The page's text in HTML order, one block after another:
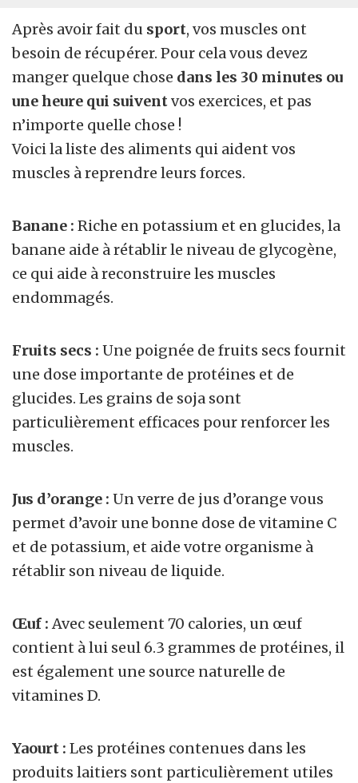
Après avoir fait du sport, vos muscles ont
besoin de récupérer. Pour cela vous devez
manger quelque chose dans les 30 minutes ou
une heure qui suiventvos exercices, et pas
n’importe quelle chose !
Voici la liste des aliments qui aident vos
muscles à reprendre leurs forces.
Banane : Riche en potassium et en glucides, la
banane aide à rétablir le niveau de glycogène,
ce qui aide à reconstruire les muscles
endommagés.
Fruits secs : Une poignée de fruits secs fournit
une dose importante de protéines et de
glucides. Les grains de soja sont
particulièrement efficaces pour renforcer les
muscles.
Jus d’orange : Un verre de jus d’orange vous
permet d’avoir une bonne dose de vitamine C
et de potassium, et aide votre organisme à
rétablir son niveau de liquide.
Œuf : Avec seulement 70 calories, un œuf
contient à lui seul 6.3 grammes de protéines, il
est également une source naturelle de
vitamines D.
Yaourt : Les protéines contenues dans les
produits laitiers sont particulièrement utiles